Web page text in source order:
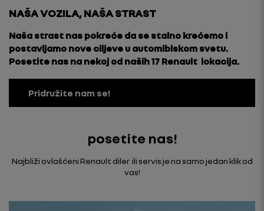
NAŠA VOZILA, NAŠA STRAST
Naša strast nas pokreće da se stalno krećemo i
postavljamo nove ciljeve u automiblskom svetu.
Posetite nas na nekoj od naših 17 Renault lokacija.
Pridružite nam se!
posetite nas!
Najbliži ovlašćeni Renault diler ili servis je na samo jedan klik od
vas!